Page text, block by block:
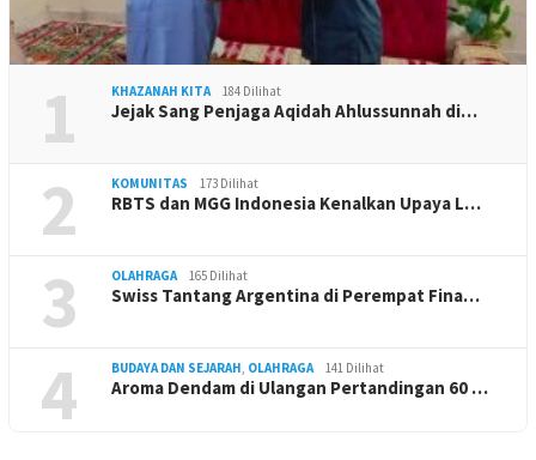
1 KHAZANAH KITA 184 Dilihat
Jejak Sang Penjaga Aqidah Ahlussunnah di…
2 KOMUNITAS 173 Dilihat
RBTS dan MGG Indonesia Kenalkan Upaya L…
3 OLAHRAGA 165 Dilihat
Swiss Tantang Argentina di Perempat Fina…
4 BUDAYA DAN SEJARAH, OLAHRAGA 141 Dilihat
Aroma Dendam di Ulangan Pertandingan 60 …